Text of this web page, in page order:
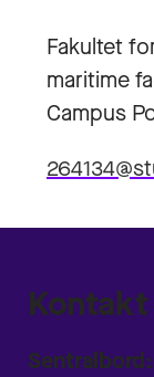
Fakultet
maritime
Campus
Kontakt
Sentralbord: